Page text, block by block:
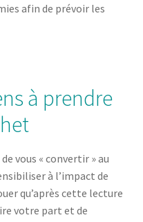
afin de prévoir les
à prendre
vous « convertir » au
à l’impact de
qu’après cette lecture
votre part et de